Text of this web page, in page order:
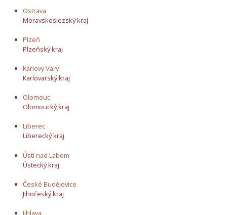
Ostrava
Moravskoslezský kraj
Plzeň
Plzeňský kraj
Karlovy Vary
Karlovarský kraj
Olomouc
Olomoucký kraj
Liberec
Liberecký kraj
Ústí nad Labem
Ústecký kraj
České Budějovice
Jihočeský kraj
Jihlava